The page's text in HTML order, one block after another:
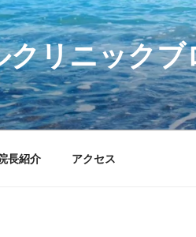
クリニックブ
長紹介 アクセス